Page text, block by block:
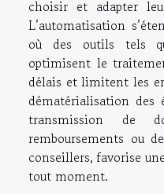
choisir et adapter
L’automatisation
où des outils tels
optimisent le
délais et limitent les
dématérialisation des
transmission de
remboursements ou
conseillers, favorise
tout moment.